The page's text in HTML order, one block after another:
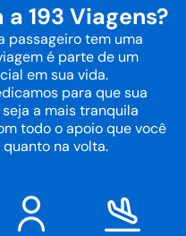
193 Viagens?
passageiro tem uma
é parte de um
em sua vida.
para que sua
a mais tranquila
todo o apoio que você
na volta.